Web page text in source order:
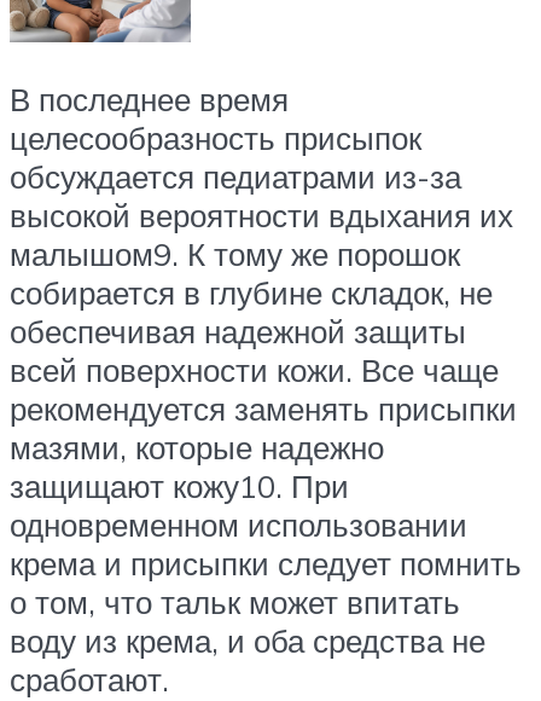
В последнее время
целесообразность присыпок
обсуждается педиатрами из-за
высокой вероятности вдыхания их
малышом9. К тому же порошок
собирается в глубине складок, не
обеспечивая надежной защиты
всей поверхности кожи. Все чаще
рекомендуется заменять присыпки
мазями, которые надежно
защищают кожу10. При
одновременном использовании
крема и присыпки следует помнить
о том, что тальк может впитать
воду из крема, и оба средства не
сработают.